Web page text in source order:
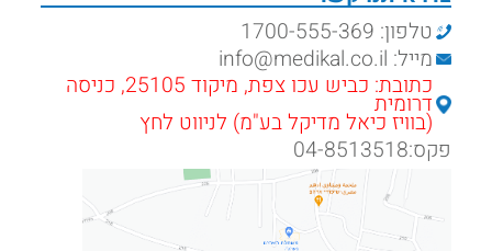
טלפון: 1700-555-369
מייל: info@medikal.co.il
כתובת: כביש עכו צפת, מיקוד 25105, כניסה
דרומית
(בוויז כיאל מדיקל בע"מ) לניווט לחץ
פקס:04-8513518